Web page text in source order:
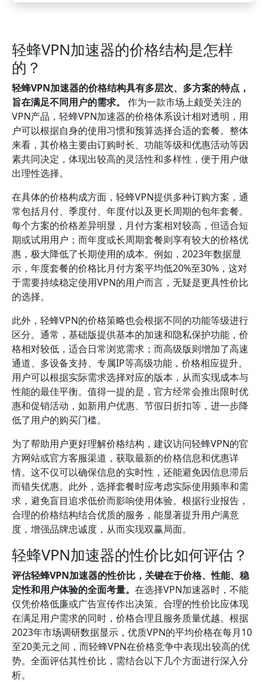
轻蜂VPN加速器的价格结构是怎样
的？
轻蜂VPN加速器的价格结构具有多层次、多方案的特点，
旨在满足不同用户的需求。
作为一款市场上颇受关注的
VPN产品，轻蜂VPN加速器的价格体系设计相对透明，用
户可以根据自身的使用习惯和预算选择合适的套餐。整体
来看，其价格主要由订购时长、功能等级和优惠活动等因
素共同决定，体现出较高的灵活性和多样性，便于用户做
出理性选择。
在具体的价格构成方面，轻蜂VPN提供多种订购方案，通
常包括月付、季度付、年度付以及更长周期的包年套餐。
每个方案的价格差异明显，月付方案相对较高，但适合短
期或试用用户；而年度或长周期套餐则享有较大的价格优
惠，极大降低了长期使用的成本。例如，2023年数据显
示，年度套餐的价格比月付方案平均低20%至30%，这对
于需要持续稳定使用VPN的用户而言，无疑是更具性价比
的选择。
此外，轻蜂VPN的价格策略也会根据不同的功能等级进行
区分。通常，基础版提供基本的加速和隐私保护功能，价
格相对较低，适合日常浏览需求；而高级版则增加了高速
通道、多设备支持、专属IP等高级功能，价格相应提升。
用户可以根据实际需求选择对应的版本，从而实现成本与
性能的最佳平衡。值得一提的是，官方经常会推出限时优
惠和促销活动，如新用户优惠、节假日折扣等，进一步降
低了用户的购买门槛。
为了帮助用户更好理解价格结构，建议访问轻蜂VPN的官
方网站或官方客服渠道，获取最新的价格信息和优惠详
情。这不仅可以确保信息的实时性，还能避免因信息滞后
而错失优惠。此外，选择套餐时应考虑实际使用频率和需
求，避免盲目追求低价而影响使用体验。根据行业报告，
合理的价格结构结合优质的服务，能显著提升用户满意
度，增强品牌忠诚度，从而实现双赢局面。
轻蜂VPN加速器的性价比如何评估？
评估轻蜂VPN加速器的性价比，关键在于价格、性能、稳
定性和用户体验的全面考量。 在选择VPN加速器时，不能
仅凭价格低廉或广告宣传作出决策。合理的性价比应体现
在满足用户需求的同时，价格合理且服务质量优越。根据
2023年市场调研数据显示，优质VPN的平均价格在每月10
至20美元之间，而轻蜂VPN在价格竞争中表现出较高的优
势。全面评估其性价比，需结合以下几个方面进行深入分
析。